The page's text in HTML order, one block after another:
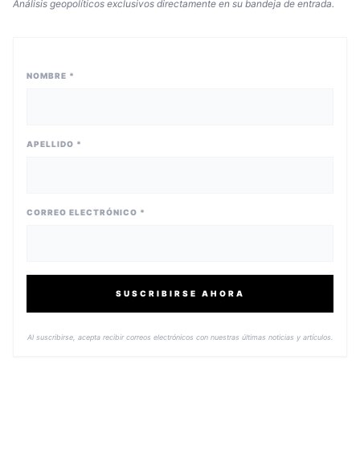
Análisis geopolíticos exclusivos directamente en su bandeja de entrada.
NOMBRE *
APELLIDO *
CORREO ELECTRÓNICO *
SUSCRIBIRSE AHORA
Al suscribirse, acepta recibir correos electrónicos con nuestras últimas noticias y artículos.